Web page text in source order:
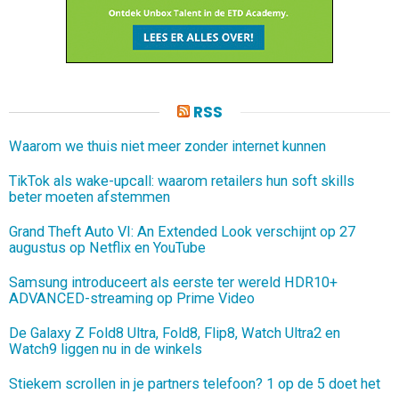
RSS
Waarom we thuis niet meer zonder internet kunnen
TikTok als wake-upcall: waarom retailers hun soft skills
beter moeten afstemmen
Grand Theft Auto VI: An Extended Look verschijnt op 27
augustus op Netflix en YouTube
Samsung introduceert als eerste ter wereld HDR10+
ADVANCED-streaming op Prime Video
De Galaxy Z Fold8 Ultra, Fold8, Flip8, Watch Ultra2 en
Watch9 liggen nu in de winkels
Stiekem scrollen in je partners telefoon? 1 op de 5 doet het